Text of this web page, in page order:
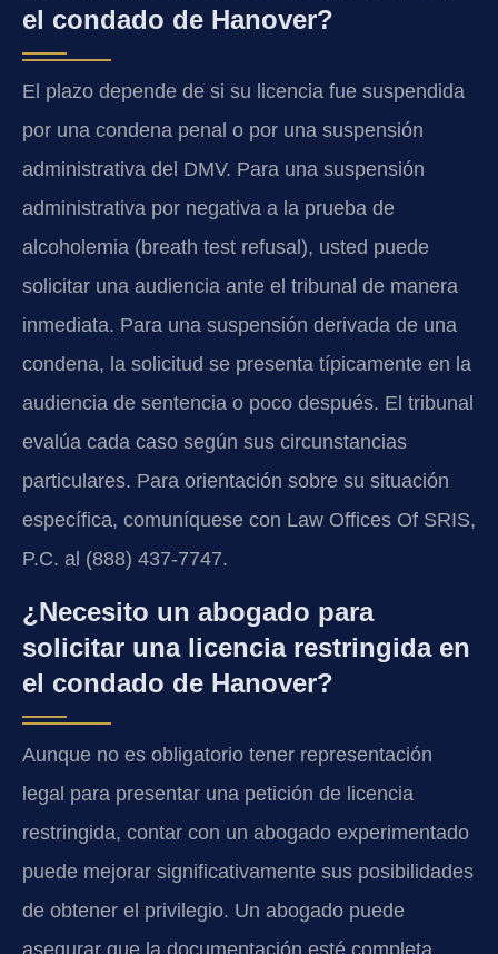
el condado de Hanover?
El plazo depende de si su licencia fue suspendida
por una condena penal o por una suspensión
administrativa del DMV. Para una suspensión
administrativa por negativa a la prueba de
alcoholemia (breath test refusal), usted puede
solicitar una audiencia ante el tribunal de manera
inmediata. Para una suspensión derivada de una
condena, la solicitud se presenta típicamente en la
audiencia de sentencia o poco después. El tribunal
evalúa cada caso según sus circunstancias
particulares. Para orientación sobre su situación
específica, comuníquese con Law Offices Of SRIS,
P.C. al (888) 437-7747.
¿Necesito un abogado para
solicitar una licencia restringida en
el condado de Hanover?
Aunque no es obligatorio tener representación
legal para presentar una petición de licencia
restringida, contar con un abogado experimentado
puede mejorar significativamente sus posibilidades
de obtener el privilegio. Un abogado puede